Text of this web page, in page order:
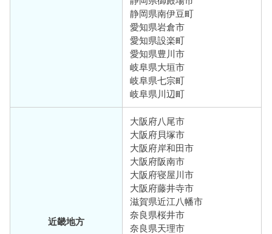
静岡県南伊豆町
愛知県岩倉市
愛知県設楽町
愛知県豊川市
岐阜県大垣市
岐阜県七宗町
岐阜県川辺町
近畿地方
大阪府八尾市
大阪府貝塚市
大阪府岸和田市
大阪府阪南市
大阪府寝屋川市
大阪府藤井寺市
滋賀県近江八幡市
奈良県桜井市
奈良県天理市